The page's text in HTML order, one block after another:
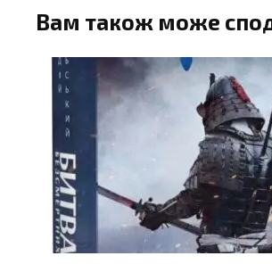
Вам також може